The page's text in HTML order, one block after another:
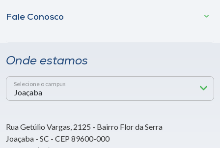
Fale Conosco
Onde estamos
Selecione o campus
Rua Getúlio Vargas, 2125 - Bairro Flor da Serra
Joaçaba - SC - CEP 89600-000